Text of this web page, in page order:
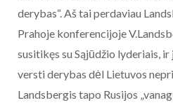
derybas“. Aš tai perdaviau
Prahoje konferencijoje
susitikęs su Sąjūdžio lyderiais,
versti derybas dėl Lietuvos
Landsbergis tapo Rusijos